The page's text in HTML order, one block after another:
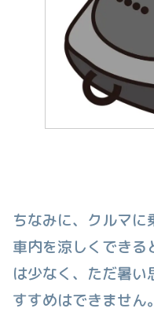
ちなみに、クルマに
車内を涼しくできる
は少なく、ただ暑
すすめはできません